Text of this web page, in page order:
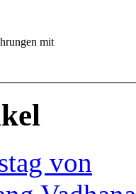
mit